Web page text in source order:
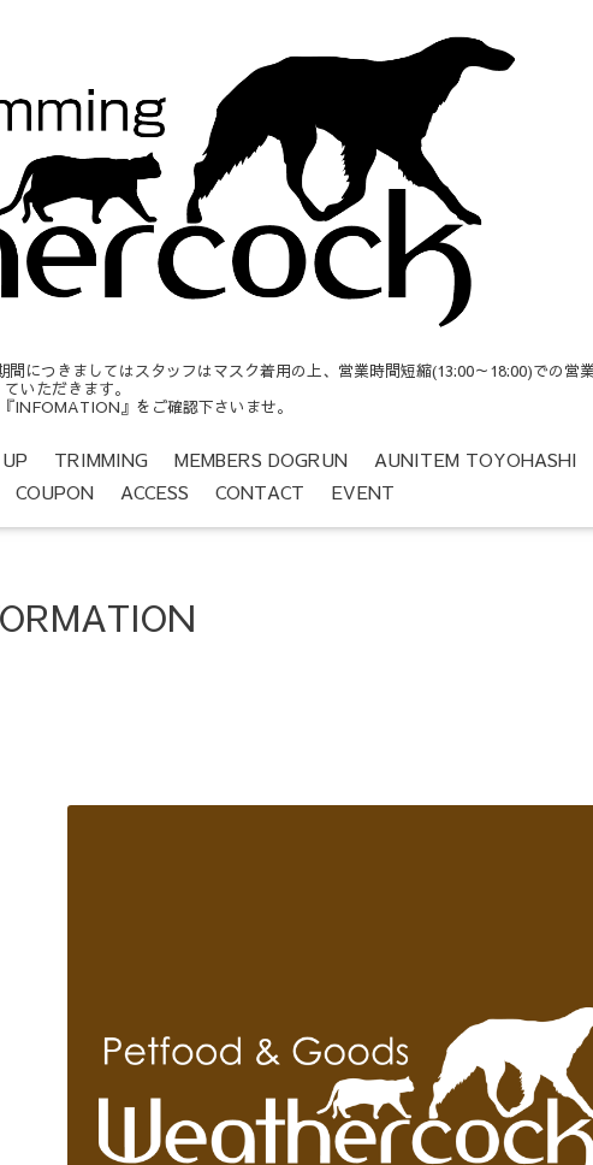
につきましてはスタッフはマスク着用の上、営業時間短縮(13:00～18:00)での営
ていただきます。
INFOMATION』をご確認下さいませ。
TRIMMING MEMBERS DOGRUN
AUNITEM TOYOHASHI
COUPON ACCESS CONTACT EVENT